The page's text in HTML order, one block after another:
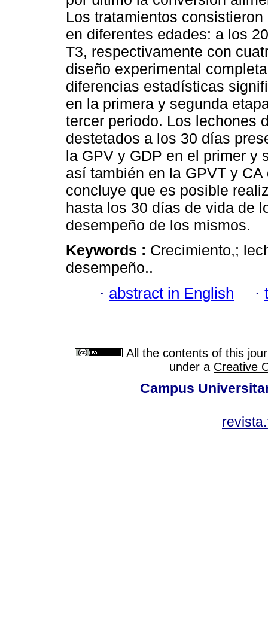
Los tratamientos
en diferentes edades: a los
T3, respectivamente con
diseño experimental
diferencias estadísticas
en la primera y segunda
tercer periodo. Los lechones
destetados a los 30 días
la GPV y GDP en el primer y
así también en la GPVT y
concluye que es posible
hasta los 30 días de vida de
desempeño de los mismos.
Keywords : Crecimiento,;
desempeño..
· abstract in English ·
All the contents of this
under a Creative
Campus